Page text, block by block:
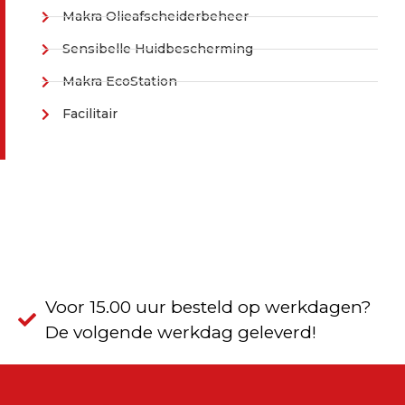
Makra Olieafscheiderbeheer
Sensibelle Huidbescherming
Makra EcoStation
Facilitair
Voor 15.00 uur besteld op werkdagen?
De volgende werkdag geleverd!